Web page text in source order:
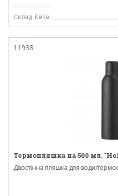
Склад Київ
11938
Термопляшка на 500 мл.
Двостінна пляшка для води/